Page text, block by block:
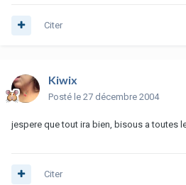
Citer
Kiwix
Posté le 27 décembre 2004
jespere que tout ira bien, bisous a toutes
Citer